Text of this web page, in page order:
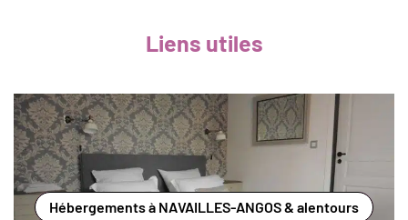
Liens utiles
Hébergements à NAVAILLES-ANGOS & alentours